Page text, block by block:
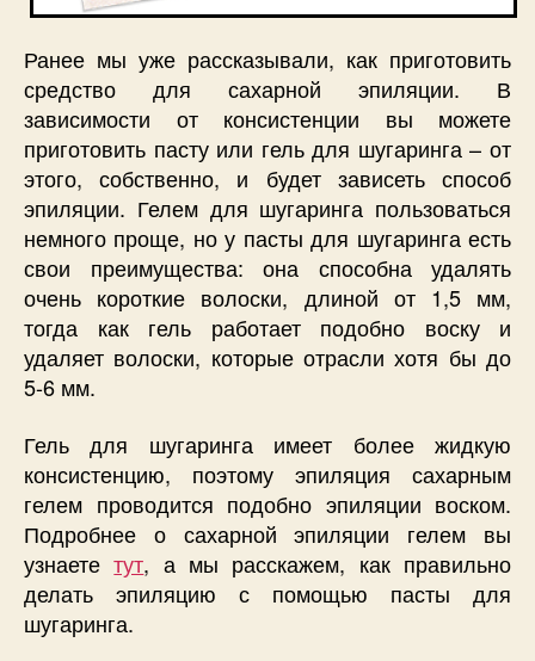
Ранее мы уже рассказывали, как приготовить
средство для сахарной эпиляции. В
зависимости от консистенции вы можете
приготовить пасту или гель для шугаринга – от
этого, собственно, и будет зависеть способ
эпиляции. Гелем для шугаринга пользоваться
немного проще, но у пасты для шугаринга есть
свои преимущества: она способна удалять
очень короткие волоски, длиной от 1,5 мм,
тогда как гель работает подобно воску и
удаляет волоски, которые отрасли хотя бы до
5-6 мм.
Гель для шугаринга имеет более жидкую
консистенцию, поэтому эпиляция сахарным
гелем проводится подобно эпиляции воском.
Подробнее о сахарной эпиляции гелем вы
узнаететут, а мы расскажем, как правильно
делать эпиляцию с помощью пасты для
шугаринга.